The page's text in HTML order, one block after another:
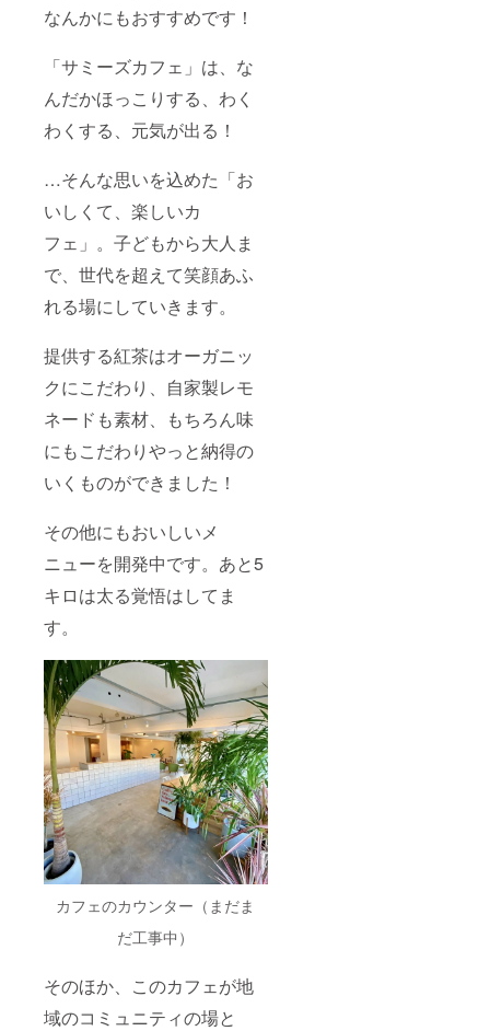
なんかにもおすすめです！
「サミーズカフェ」は、な
んだかほっこりする、わく
わくする、元気が出る！
…そんな思いを込めた「お
いしくて、楽しいカ
フェ」。子どもから大人ま
で、世代を超えて笑顔あふ
れる場にしていきます。
提供する紅茶はオーガニッ
クにこだわり、自家製レモ
ネードも素材、もちろん味
にもこだわりやっと納得の
いくものができました！
その他にもおいしいメ
ニューを開発中です。あと5
キロは太る覚悟はしてま
す。
カフェのカウンター（まだま
だ工事中）
そのほか、このカフェが地
域のコミュニティの場と